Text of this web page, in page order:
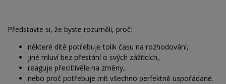
Představte si, že byste rozuměli, proč:
některé dítě potřebuje tolik času na rozhodování,
jiné mluví bez přestání o svých zážitcích,
reaguje přecitlivěle na změny,
nebo proč potřebuje mít všechno perfektně uspořádané.